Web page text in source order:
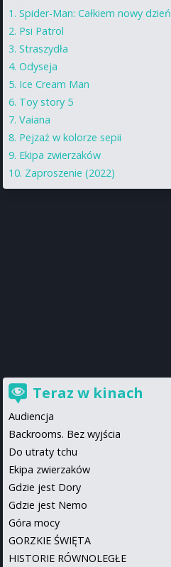
Spider-Man: Całkiem nowy dzień
Psi Patrol
Straszydła
Odyseja
Ice Cream Man
Toy story 5
Vaiana
Pejzaż w kolorze sepii
Ekipa zwierzaków
Zaproszenie (2022)
Teraz w kinach
Audiencja
Backrooms. Bez wyjścia
Do utraty tchu
Ekipa zwierzaków
Gdzie jest Dory
Gdzie jest Nemo
Góra mocy
GORZKIE ŚWIĘTA
HISTORIE RÓWNOLEGŁE